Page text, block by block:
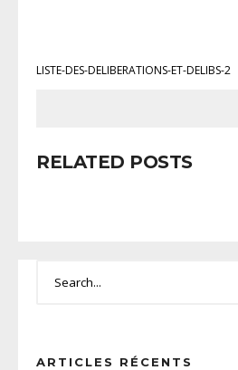
LISTE-DES-DELIBERATIONS-ET-DELIBS-2
RELATED POSTS
ARTICLES RÉCENTS